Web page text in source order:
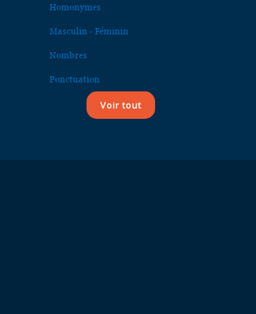
Homonymes
Masculin - Féminin
Nombres
Ponctuation
Voir tout